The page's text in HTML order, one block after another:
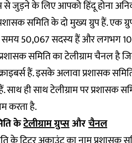
से जुड़ने के लिए आपको हिंदू होना
समिति के दो मुख्य ग्रुप हैं. एक
50,067 सदस्य हैं और लगभग
प्रशासक समिति का टेलीग्राम चैनल
हैं. इसके अलावा प्रशासक
साथ ही साथ टेलीग्राम पर प्रशासक
करता है.
केटेलीग्राम ग्रुप्सऔरचैनल